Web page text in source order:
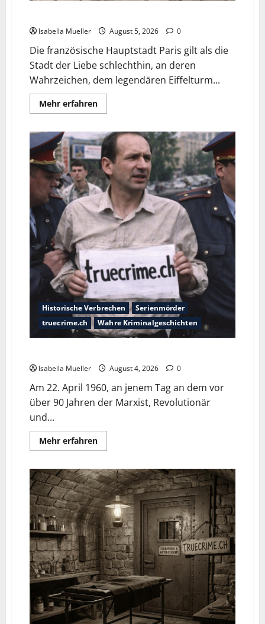
Isabella Mueller August 5, 2026 0
Die französische Hauptstadt Paris gilt als die
Stadt der Liebe schlechthin, an deren
Wahrzeichen, dem legendären Eiffelturm...
Mehr erfahren
Historische Verbrechen
Serienmörder
truecrime.ch
Wahre Kriminalgeschichten
Isabella Mueller August 4, 2026 0
Am 22. April 1960, an jenem Tag an dem vor
über 90 Jahren der Marxist, Revolutionär
und...
Mehr erfahren